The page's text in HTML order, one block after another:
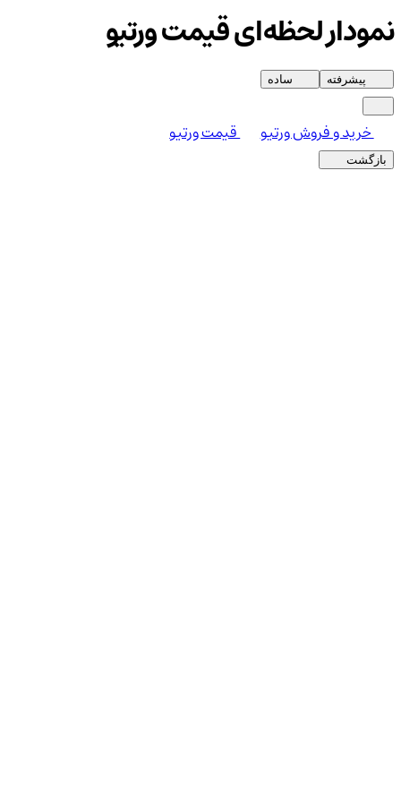
نمودار لحظه‌ای قیمت ورتیو
پیشرفته ساده
خرید و فروش ورتیو قیمت ورتیو
بازگشت